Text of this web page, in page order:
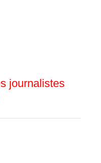
journalistes